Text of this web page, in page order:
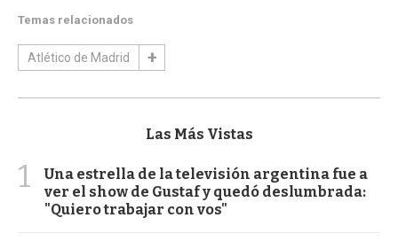
Temas relacionados
Atlético de Madrid
Las Más Vistas
1
Una estrella de la televisión argentina fue a
ver el show de Gustaf y quedó deslumbrada:
"Quiero trabajar con vos"